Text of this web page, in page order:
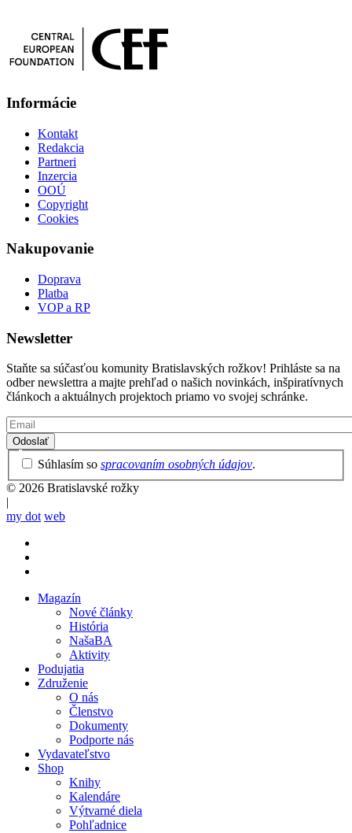
Informácie
Kontakt
Redakcia
Partneri
Inzercia
OOÚ
Copyright
Cookies
Nakupovanie
Doprava
Platba
VOP a RP
Newsletter
Staňte sa súčasťou komunity Bratislavských rožkov! Prihláste sa na
odber newslettra a majte prehľad o našich novinkách, inšpiratívnych
článkoch a aktuálnych projektoch priamo vo svojej schránke.
Email
Privacy
Policy
Súhlasím so spracovaním osobných údajov.
© 2026 Bratislavské rožky
|
my dot web
Magazín
Nové články
História
NašaBA
Aktivity
Podujatia
Združenie
O nás
Členstvo
Dokumenty
Podporte nás
Vydavateľstvo
Shop
Knihy
Kalendáre
Výtvarné diela
Pohľadnice